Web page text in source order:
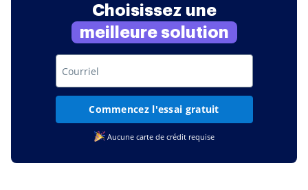
Choisissez une
meilleure solution
Commencez l'essai gratuit
Aucune carte de crédit requise